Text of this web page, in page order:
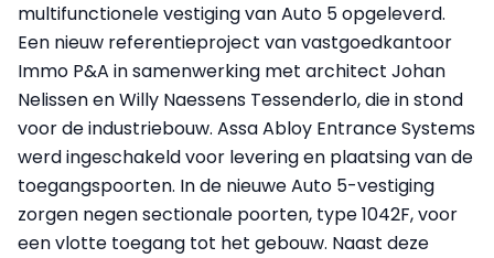
multifunctionele vestiging van Auto 5 opgeleverd.
Een nieuw referentieproject van vastgoedkantoor
Immo P&A in samenwerking met architect Johan
Nelissen en Willy Naessens Tessenderlo, die in stond
voor de industriebouw. Assa Abloy Entrance Systems
werd ingeschakeld voor levering en plaatsing van de
toegangspoorten. In de nieuwe Auto 5-vestiging
zorgen negen sectionale poorten, type 1042F, voor
een vlotte toegang tot het gebouw. Naast deze